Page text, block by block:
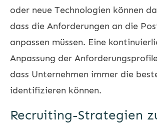
oder neue Technologien können
dass die Anforderungen an die
anpassen müssen. Eine
Anpassung der
dass Unternehmen immer die
identifizieren können.
Recruiting-Strategien